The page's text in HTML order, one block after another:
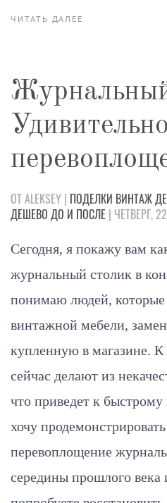
ЧИТАТЬ ДАЛЕЕ
ОТ ALEKSEY | ПОДЕЛКИ ВИНТАЖ
ДЕШЕВО ДО И ПОСЛЕ | ЧЕТВЕРГ,
Сегодня, я покажу вам
журнальный столик в
понимаю людей, которые
винтажной мебели,
купленную в магазине.
сейчас делают из
что приведет к
хочу
перевоплощение
середины прошлого